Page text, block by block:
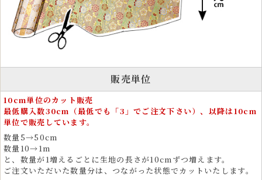
は、作品に存在感と高級感を与えます。
衣装とファッションに広がる金襴の和風テイストの美
金襴生地は、和風衣装をはじめ、舞台衣装、祭り衣装、よさこい衣装、
雅楽衣装、神楽衣裳など、伝統的な和装に多く使用されています。着物
や帯、化粧まわしなどフォーマルな装いにも適しています。
運動会や文化祭、剣道、弓道、茶道、書道の発表会、ドレス、コスプ
レ、民族衣装などにも用いられ、その豪華な見た目が存在感を放ちま
す。
コスプレイヤーや俳優、芸能関係者の衣装素材としても支持され、五月
人形や雛人形などの伝統人形制作、着物リメイク素材としても活用され
ています。
販売単位
10cm単位のカット販売
最低購入数30cm（最低でも「3」でご注文下さい）、以降は10cm
単位で販売しています。
数量5→50cm
数量10→1m
と、数量が1増えるごとに生地の長さが10cmずつ増えます。
ご注文いただいた数量分は、つながった状態でカットいたします。